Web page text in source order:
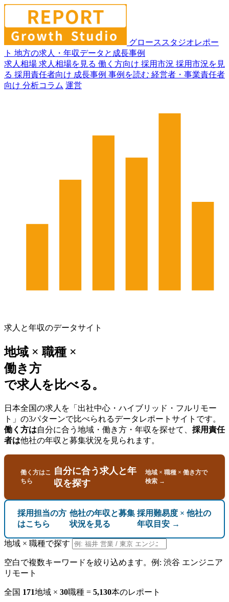
グローススタジオレポー
ト 地方の求人・年収データと成長事例
求人相場 求人相場を見る 働く方向け 採用市況 採用市況を見
る 採用責任者向け 成長事例 事例を読む 経営者・事業責任者
向け 分析コラム 運営
求人と年収のデータサイト
地域 × 職種 ×
働き方
で求人を比べる。
日本全国の求人を「出社中心・ハイブリッド・フルリモー
ト」の3パターンで比べられるデータレポートサイトです。
働く方は自分に合う地域・働き方・年収を探せて、 採用責任
者は他社の年収と募集状況を見られます。
働く方はこ
ちら
自分に合う求人と年
収を探す
地域 × 職種 × 働き方で
検索 →
採用担当の方
はこちら
他社の年収と募集
状況を見る
採用難易度 × 他社の
年収目安 →
地域 × 職種で探す
空白で複数キーワードを絞り込めます。例: 渋谷 エンジニア
リモート
全国 171地域 × 30職種 = 5,130本のレポート